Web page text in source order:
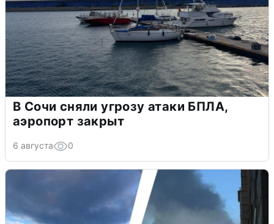
В Сочи сняли угрозу атаки БПЛА,
аэропорт закрыт
6 августа 0